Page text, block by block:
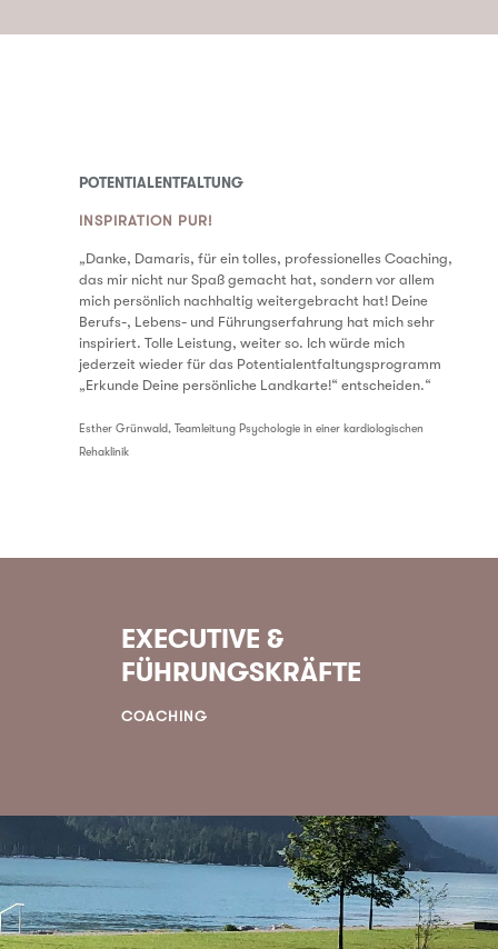
POTENTIALENTFALTUNG
INSPIRATION PUR!
„Danke, Damaris, für ein tolles, professionelles Coaching,
das mir nicht nur Spaß gemacht hat, sondern vor allem
mich persönlich nachhaltig weitergebracht hat! Deine
Berufs-, Lebens- und Führungserfahrung hat mich sehr
inspiriert. Tolle Leistung, weiter so. Ich würde mich
jederzeit wieder für das Potentialentfaltungsprogramm
„Erkunde Deine persönliche Landkarte!“ entscheiden.“
Esther Grünwald, Teamleitung Psychologie in einer kardiologischen
Rehaklinik
EXECUTIVE &
FÜHRUNGSKRÄFTE
COACHING